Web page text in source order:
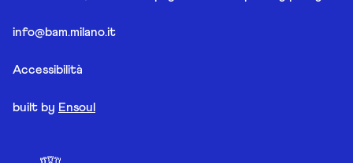
info@bam.milano.it
Accessibilità
built by Ensoul